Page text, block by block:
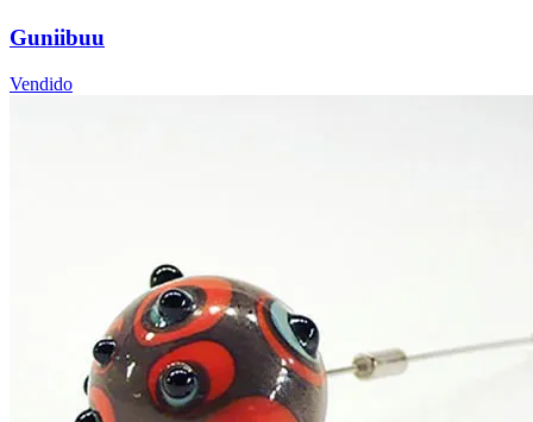
Guniibuu
Vendido